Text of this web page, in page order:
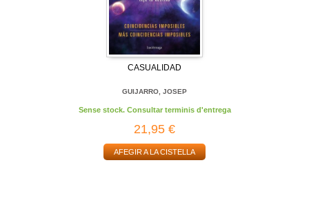
CASUALIDAD
GUIJARRO, JOSEP
Sense stock. Consultar terminis d'entrega
21,95 €
AFEGIR A LA CISTELLA